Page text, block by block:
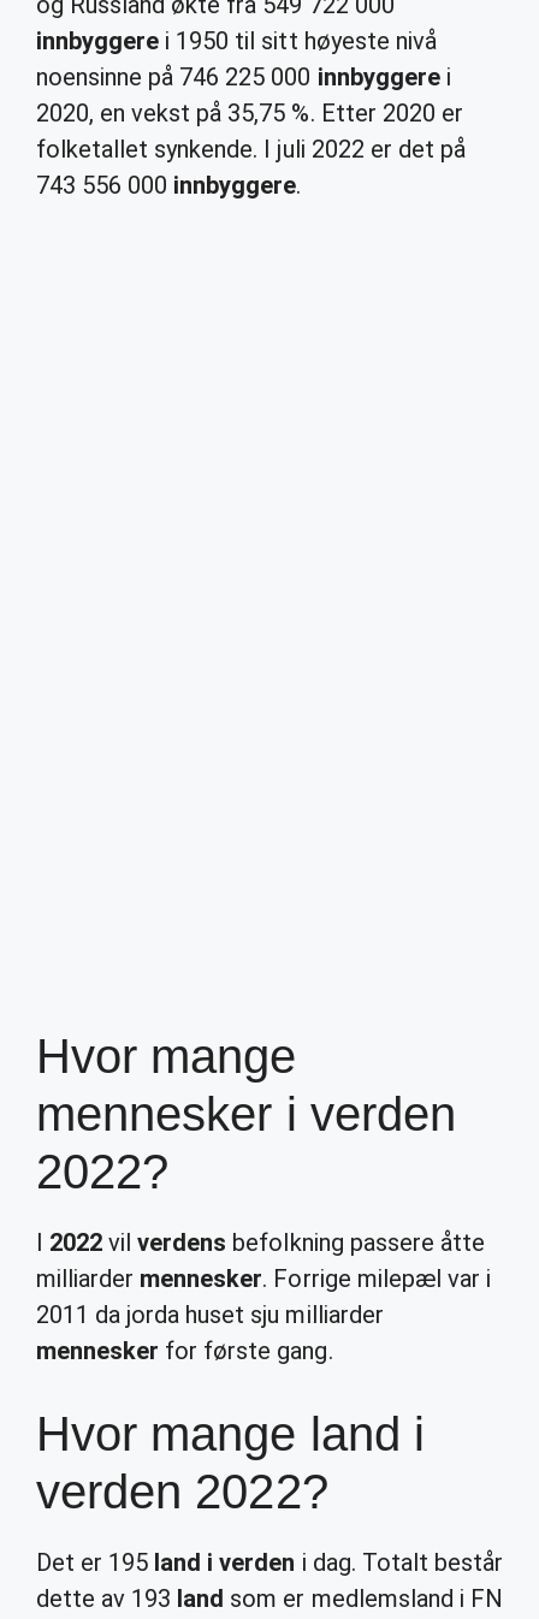
innbyggere i 1950 til sitt høyeste nivå
noensinne på 746 225 000 innbyggerei
2020, en vekst på 35,75 %. Etter 2020 er
folketallet synkende. I juli 2022 er det på
743 556 000 innbyggere.
Hvor mange
mennesker i verden
2022?
I 2022 vilverdens befolkning passere åtte
milliarder mennesker. Forrige milepæl var i
2011 da jorda huset sju milliarder
mennesker for første gang.
Hvor mange land i
verden 2022?
Det er 195 land i verden i dag. Totalt består
dette av 193 land som er medlemsland i FN